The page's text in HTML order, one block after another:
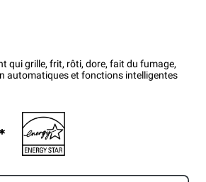
qui grille, frit, rôti, dore, fait du fumage,
automatiques et fonctions intelligentes